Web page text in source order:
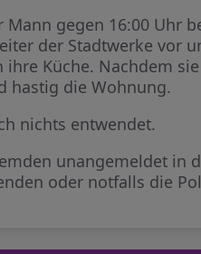
gegen 16:00 Uhr
der Stadtwerke vor
Küche. Nachdem
hastig die Wohnung.
nichts entwendet.
unangemeldet in
oder notfalls die